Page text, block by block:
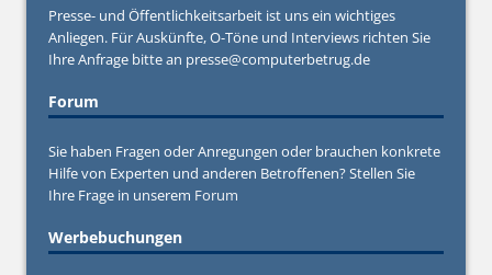
Presse- und Öffentlichkeitsarbeit ist uns ein wichtiges
Anliegen. Für Auskünfte, O-Töne und Interviews richten Sie
Ihre Anfrage bitte an presse@computerbetrug.de
Forum
Sie haben Fragen oder Anregungen oder brauchen konkrete
Hilfe von Experten und anderen Betroffenen? Stellen Sie
Ihre Frage in unserem Forum
Werbebuchungen